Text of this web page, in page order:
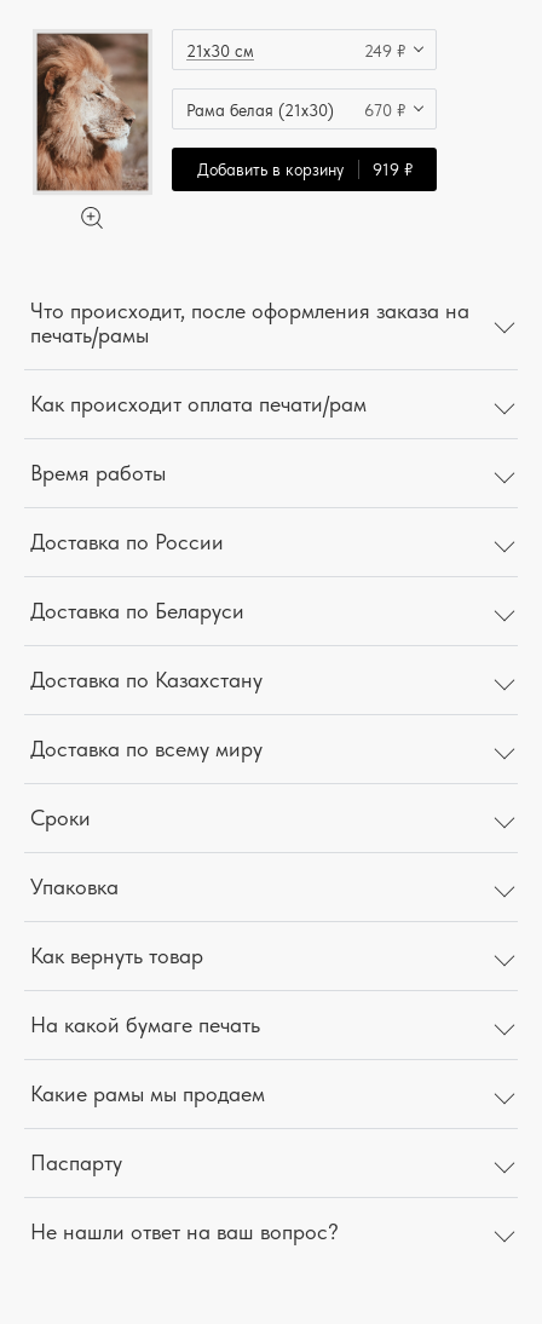
21x30 см 249 ₽
Рама белая (21x30) 670 ₽
Добавить в корзину 919 ₽
Что происходит, после оформления заказа на
печать/рамы
Как происходит оплата печати/рам
Время работы
Доставка по России
Доставка по Беларуси
Доставка по Казахстану
Доставка по всему миру
Сроки
Упаковка
Как вернуть товар
На какой бумаге печать
Какие рамы мы продаем
Паспарту
Не нашли ответ на ваш вопрос?